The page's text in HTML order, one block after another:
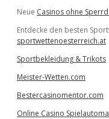
Neue Casinos ohne
Entdecke den besten
sportwettenoesterreich.at
Sportbekleidung & Trikots
Meister-Wetten.com
Bestercasinomentor.com
Online Casino